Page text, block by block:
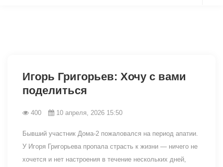
Игорь Григорьев: Хочу с вами
поделиться
400 10 апреля, 2026 15:50
Бывший участник Дома-2 пожаловался на период апатии.
У Игоря Григорьева пропала страсть к жизни — ничего не
хочется и нет настроения в течение нескольких дней,